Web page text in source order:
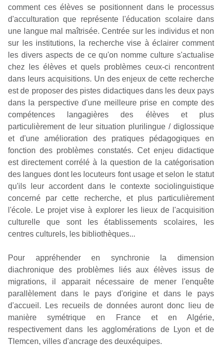
comment ces élèves se positionnent dans le processus
d'acculturation que représente l'éducation scolaire dans
une langue mal maîtrisée. Centrée sur les individus et non
sur les institutions, la recherche vise à éclairer comment
les divers aspects de ce qu'on nomme culture s'actualise
chez les élèves et quels problèmes ceux-ci rencontrent
dans leurs acquisitions. Un des enjeux de cette recherche
est de proposer des pistes didactiques dans les deux pays
dans la perspective d'une meilleure prise en compte des
compétences langagières des élèves et plus
particulièrement de leur situation plurilingue / diglossique
et d'une amélioration des pratiques pédagogiques en
fonction des problèmes constatés. Cet enjeu didactique
est directement corrélé à la question de la catégorisation
des langues dont les locuteurs font usage et selon le statut
qu'ils leur accordent dans le contexte sociolinguistique
concerné par cette recherche, et plus particulièrement
l'école. Le projet vise à explorer les lieux de l'acquisition
culturelle que sont les établissements scolaires, les
centres culturels, les bibliothèques...
Pour appréhender en synchronie la dimension
diachronique des problèmes liés aux élèves issus de
migrations, il apparait nécessaire de mener l'enquête
parallèlement dans le pays d'origine et dans le pays
d'accueil. Les recueils de données auront donc lieu de
manière symétrique en France et en Algérie,
respectivement dans les agglomérations de Lyon et de
Tlemcen, villes d'ancrage des deuxéquipes.